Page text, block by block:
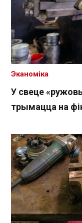
У свеце
трымацца на
Эканоміка